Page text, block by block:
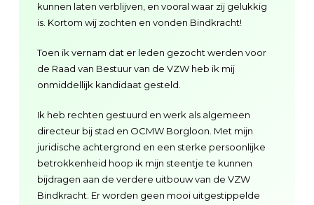
kunnen laten verblijven, en vooral waar zij gelukkig
is. Kortom wij zochten en vonden Bindkracht!
Toen ik vernam dat er leden gezocht werden voor
de Raad van Bestuur van de VZW heb ik mij
onmiddellijk kandidaat gesteld.
Ik heb rechten gestuurd en werk als algemeen
directeur bij stad en OCMW Borgloon. Met mijn
juridische achtergrond en een sterke persoonlijke
betrokkenheid hoop ik mijn steentje te kunnen
bijdragen aan de verdere uitbouw van de VZW
Bindkracht. Er worden geen mooi uitgestippelde